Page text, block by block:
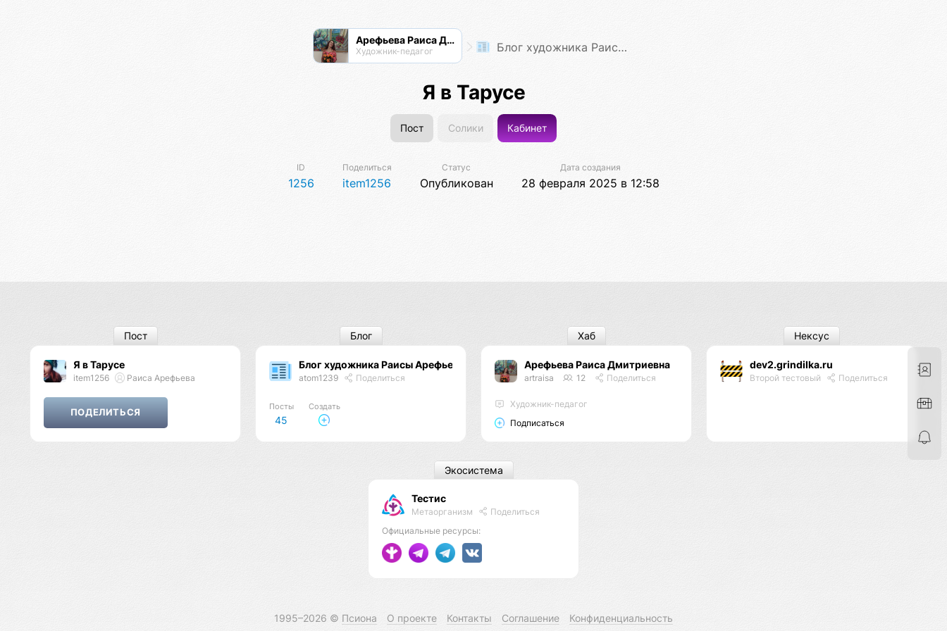
Арефьева Раиса Дмитриевна
Художник-педагог Блог художника Раисы Арефьевой
Я в Тарусе
Пост Солики Кабинет
ID
1256
Поделиться
item1256
Статус
Опубликован
Дата создания
28 февраля 2025 в 12:58
Я в Тарусе
item1256 Раиса Арефьева
Пост
Блог художника Раисы Арефьевой
atom1239 Поделиться
Посты
45
Создать
Блог
Арефьева Раиса Дмитриевна
artraisa 12 Поделиться
Художник-педагог
Подписаться
Хаб
dev2.grindilka.ru
Второй тестовый Поделиться
Нексус
Тестис
Метаорганизм
Поделиться
Официальные ресурсы:
Экосистема
1995–2026 © Псиона О проекте Контакты Соглашение Конфиденциальность